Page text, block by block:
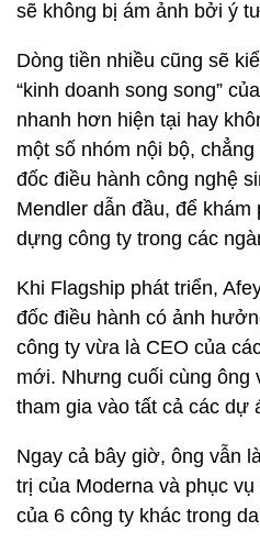
sẽ không bị ám ảnh bởi ý
Dòng tiền nhiều cũng sẽ
“kinh doanh song song”
nhanh hơn hiện tại hay
một số nhóm nội bộ,
đốc điều hành công nghệ
Mendler dẫn đầu, để
dựng công ty trong các
Khi Flagship phát triển,
đốc điều hành có ảnh
công ty vừa là CEO của
mới. Nhưng cuối cùng
tham gia vào tất cả các dự
Ngay cả bây giờ, ông vẫn
trị của Moderna và phục
của 6 công ty khác trong